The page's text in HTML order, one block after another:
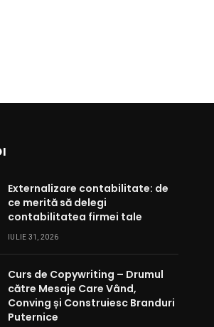
Externalizare contabilitate: de
ce merită să delegi
contabilitatea firmei tale
IULIE 31, 2026
Curs de Copywriting – Drumul
către Mesaje Care Vând,
Conving și Construiesc Branduri
Puternice